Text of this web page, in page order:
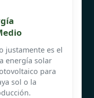
justamente es el
energía solar
para
sol o la